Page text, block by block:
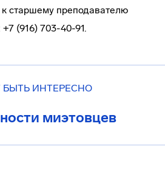
к старшему преподавателю
+7 (916) 703-40-91.
ИНТЕРЕСНО
миэтовцев